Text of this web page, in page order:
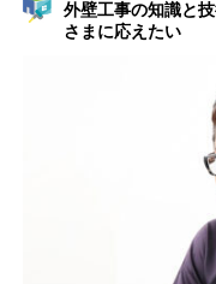
外壁工事の知識と
さまに応えたい